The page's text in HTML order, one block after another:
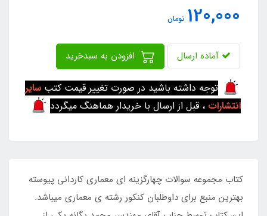
120,000 تومان
آماده ارسال
توجه داشته باشید در صورت تغییر قیمت کتب سایر
انتشارات ، قبل از ارسال با خریدار هماهنگ میگردد
کتاب مجموعه سوالات چهارگزینه ای معماری کاردانی پیوسته
بهترین منبع برای داوطلبان کنکور رشته ی معماری میباشد.